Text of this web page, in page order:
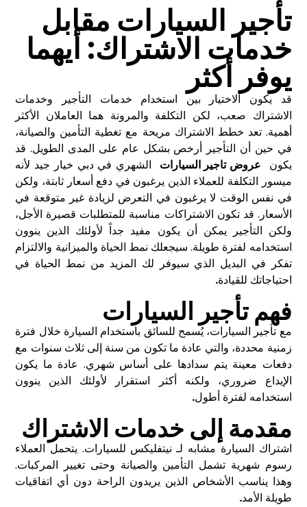
تأجير السيارات مقابل
خدمات الاشتراك: أيهما
يوفر أكثر
قد يكون الاختيار بين استخدام خدمات التأجير وخدمات
الاشتراك صعب، لكن التكلفة والمرونة هما العاملان الأكثر
أهمية. تعد خطط الاشتراك مريحة مع تغطية التأمين والصيانة،
في حين أن التأجير أرخص بشكل عام على المدى الطويل. قد
يكون عروض تاجير السيارات الشهري في دبي خيار جيد لأنه
ميسور التكلفة للعملاء الذين يرغبون في دفع أسعار ثابتة، ولكن
في نفس الوقت لا يرغبون في التعرض لزيادة غير متوقعة في
الأسعار. قد تكون الاشتراكات مناسبة للمتطلبات قصيرة الأجل،
ولكن التأجير يمكن أن يكون مفيد جداً لأولئك الذين ينوون
استخدامه لفترة طويلة. سيجعلك نمط الحياة والميزانية والالتزام
تفكر في البديل الذي سيوفر لك المزيد من نمط الحياة في
احتياجاتك للقيادة.
فهم تأجير السيارات
مع تأجير السيارات، يُسمح للسائق باستخدام السيارة خلال فترة
زمنية محددة، والتي عادة ما تكون من سنة إلى ثلاث سنوات مع
دفعات معينة يتم سدادها على أساس شهري. عادة ما يكون
الإيداع ضروري، ولكنه أكثر استقرار لأولئك الذين ينوون
استخدامه لفترة أطول.
مقدمة إلى خدمات الاشتراك
اشتراك السيارة مشابه لـ نيتفليكس للسيارات. يتحمل العملاء
رسوم شهرية تشمل التأمين والصيانة وحتى تغيير المركبات.
وهذا يناسب الأشخاص الذين يريدون الراحة دون أي اتفاقيات
طويلة الأمد.